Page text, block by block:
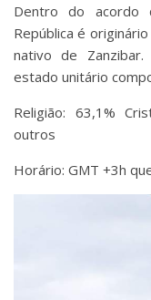
Dentro do acordo
República é
nativo de
estado unitário
Religião: 63,1%
outros
Horário: GMT +3h